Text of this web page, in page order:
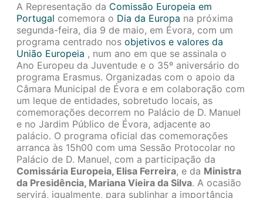
A Representação da Comissão Europeia em
Portugal comemora o Dia da Europa na próxima
segunda-feira, dia 9 de maio, em Évora, com um
programa centrado nos objetivos e valores da
União Europeia , num ano em que se assinala o
Ano Europeu da Juventude e o 35º aniversário do
programa Erasmus. Organizadas com o apoio da
Câmara Municipal de Évora e em colaboração com
um leque de entidades, sobretudo locais, as
comemorações decorrem no Palácio de D. Manuel
e no Jardim Público de Évora, adjacente ao
palácio. O programa oficial das comemorações
arranca às 15h00 com uma Sessão Protocolar no
Palácio de D. Manuel, com a participação da
Comissária Europeia, Elisa Ferreira, e da Ministra
da Presidência, Mariana Vieira da Silva. A ocasião
servirá, igualmente, para sublinhar a importância